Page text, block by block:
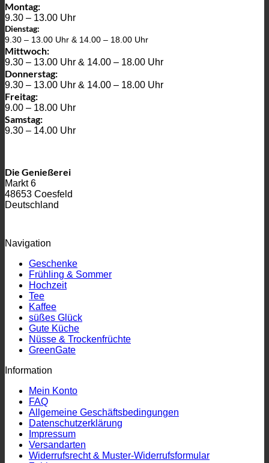
Montag:
9.30 – 13.00 Uhr
Dienstag:
9.30 – 13.00 Uhr & 14.00 – 18.00 Uhr
Mittwoch:
9.30 – 13.00 Uhr & 14.00 – 18.00 Uhr
Donnerstag:
9.30 – 13.00 Uhr & 14.00 – 18.00 Uhr
Freitag:
9.00 – 18.00 Uhr
Samstag:
9.30 – 14.00 Uhr
Die Genießerei
Markt 6
48653 Coesfeld
Deutschland
Navigation
Geschenke
Frühling & Sommer
Hochzeit
Tee
Kaffee
süßes Glück
Gute Küche
Nüsse & Trockenfrüchte
GreenGate
Information
Mein Konto
FAQ
Allgemeine Geschäftsbedingungen
Datenschutzerklärung
Impressum
Versandarten
Widerrufsrecht & Muster-Widerrufsformular